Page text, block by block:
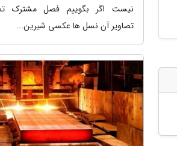
نیست اگر بگوییم فصل مشترک
تصاویر آن نسل ها عکسی شیرین...